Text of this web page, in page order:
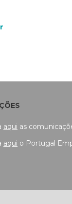
aqui as
aqui o Portugal